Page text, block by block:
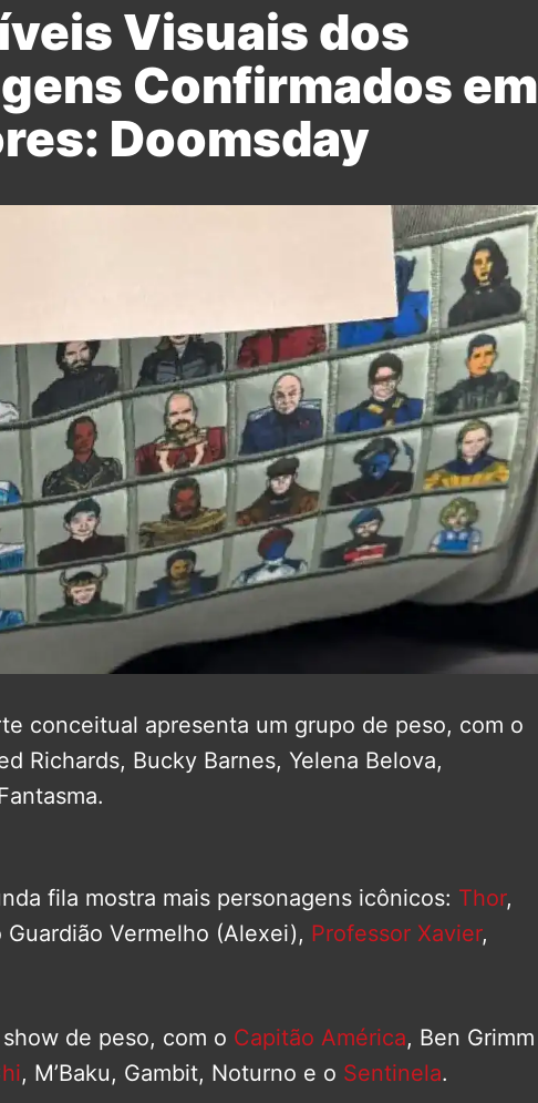
Visuais dos
Confirmados em
Doomsday
conceitual apresenta um grupo de peso, com o
Richards, Bucky Barnes, Yelena Belova,
fila mostra mais personagens icônicos: Thor,
Vermelho (Alexei), Professor Xavier,
de peso, com o Capitão América, Ben Grimm
, M’Baku, Gambit, Noturno e o Sentinela.